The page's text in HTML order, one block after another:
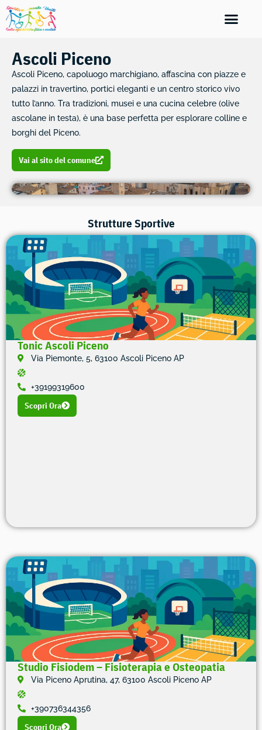
Ascoli Piceno
Ascoli Piceno, capoluogo marchigiano, affascina con piazze e
palazzi in travertino, portici eleganti e un centro storico vivo
tutto l’anno. Tra tradizioni, musei e una cucina celebre (olive
ascolane in testa), è una base perfetta per esplorare colline e
borghi del Piceno.
Vai al sito del comune
Strutture Sportive
Tonic Ascoli Piceno
Via Piemonte, 5, 63100 Ascoli Piceno AP
+39199319600
Scopri Ora
Studio Fisiodem – Fisioterapia e Osteopatia
Via Piceno Aprutina, 47, 63100 Ascoli Piceno AP
+390736344356
Scopri Ora